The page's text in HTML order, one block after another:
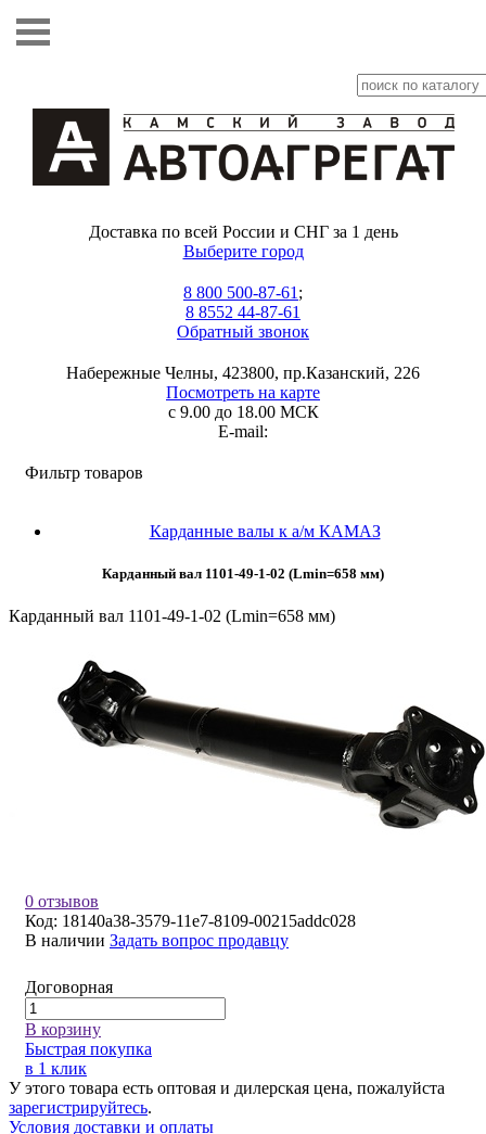
Доставка по всей России и СНГ за 1 день
Выберите город
8 800 500-87-61 ;
8 8552 44-87-61
Обратный звонок
Набережные Челны, 423800, пр.Казанский, 226
Посмотреть на карте
с 9.00 до 18.00 МСК
E-mail:
Фильтр товаров
Карданные валы к а/м КАМАЗ
Карданный вал 1101-49-1-02 (Lmin=658 мм)
Карданный вал 1101-49-1-02 (Lmin=658 мм)
0 отзывов
Код: 18140a38-3579-11e7-8109-00215addc028
В наличии Задать вопрос продавцу
Договорная
В корзину
Быстрая покупка
в 1 клик
У этого товара есть оптовая и дилерская цена, пожалуйста
зарегистрируйтесь.
Условия доставки и оплаты